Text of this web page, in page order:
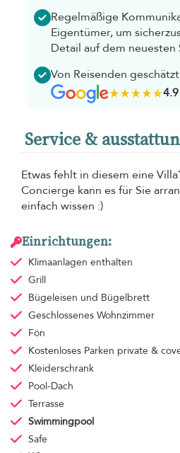
Regelmäßige
Eigentümer, um
Detail auf dem neuesten
Von Reisenden geschätzt
4.9
Service &
Etwas fehlt in diesem eine
Concierge kann es für Sie
einfach wissen :)
Einrichtungen:
Klimaanlagen enthalten
Grill
Bügeleisen und Bügelbrett
Geschlossenes Wohnzimmer
Fön
Kostenloses Parken private &
Kleiderschrank
Pool-Dach
Terrasse
Swimmingpool
Safe